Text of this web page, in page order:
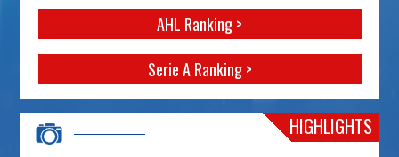
AHL Ranking >
Serie A Ranking >
HIGHLIGHTS